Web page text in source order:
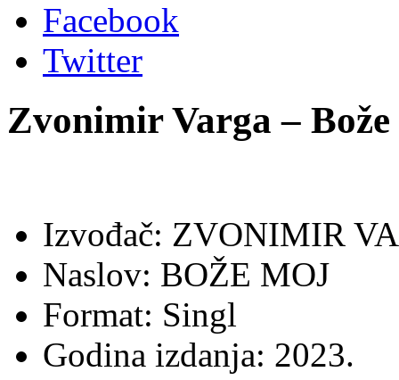
Facebook
Twitter
Zvonimir Varga –
Izvođač: ZVONIMIR
Naslov: BOŽE MOJ
Format: Singl
Godina izdanja: 2023.